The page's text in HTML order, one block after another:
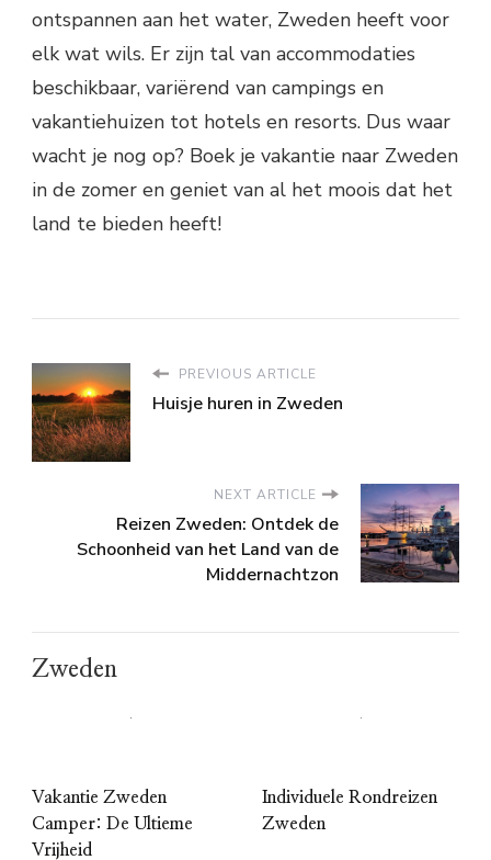
ontspannen aan het water, Zweden heeft voor
elk wat wils. Er zijn tal van accommodaties
beschikbaar, variërend van campings en
vakantiehuizen tot hotels en resorts. Dus waar
wacht je nog op? Boek je vakantie naar Zweden
in de zomer en geniet van al het moois dat het
land te bieden heeft!
PREVIOUS ARTICLE
Huisje huren in Zweden
NEXT ARTICLE
Reizen Zweden: Ontdek de
Schoonheid van het Land van de
Middernachtzon
Zweden
Vakantie Zweden
Camper: De Ultieme
Vrijheid
Individuele Rondreizen
Zweden